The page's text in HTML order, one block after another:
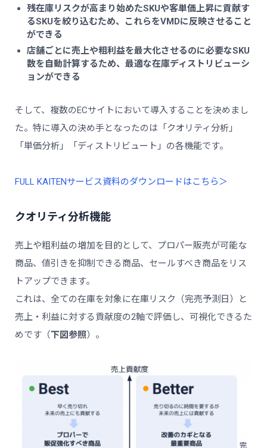
残在庫リスクが高まり始めたSKUや客単価上昇に貢献す
るSKUを絞り込むため、これらをVMDに反映させること
ができる
店舗ごとに売上や粗利益を最大化させるのに必要なSKU
数を自動計算するため、最適な在庫ディストリビューシ
ョンができる
そして、複数のECサイトにおいて導入することを決めまし
た。特に導入の決め手となったのは「クオリティ分析」
「単価分析」「ディストリビュート」の各機能です。
FULL KAITENサービス資料のダウンロードはこちら＞
クオリティ分析機能
売上や粗利益の増加を目的として、プロパー販売が可能な
商品、値引きを抑制できる商品、セールすべき商品をリス
トアップできます。
これは、全ての在庫を対象に在庫リスク（完売予測日）と
売上・利益に対する貢献度の2軸で評価し、可視化できるた
めです（下図参照）。